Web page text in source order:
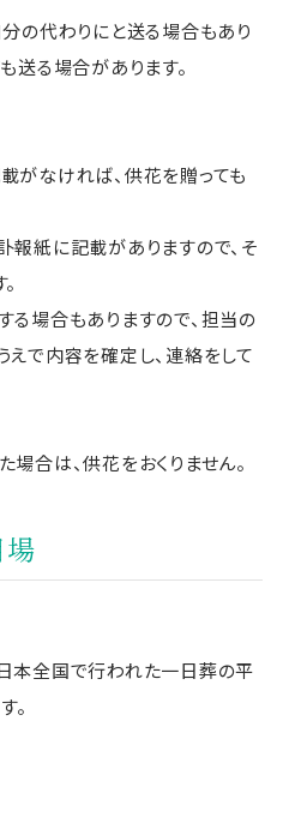
の代わりにと送る場合もあり
送る場合があります。
がなければ、供花を贈っても
紙に記載がありますので、そ
場合もありますので、担当の
で内容を確定し、連絡をして
合は、供花をおくりません。
本全国で行われた一日葬の平
。